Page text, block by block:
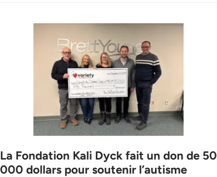
La Fondation Kali Dyck fait un don de 50
000 dollars pour soutenir l’autisme